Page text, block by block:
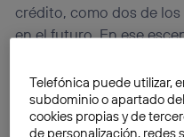
crédito, como dos de
en el futuro. En ese
pueden apoyar el
una clara proyección
Telefónica puede utilizar,
subdominio o apartado
cookies propias y de
de personalización, redes